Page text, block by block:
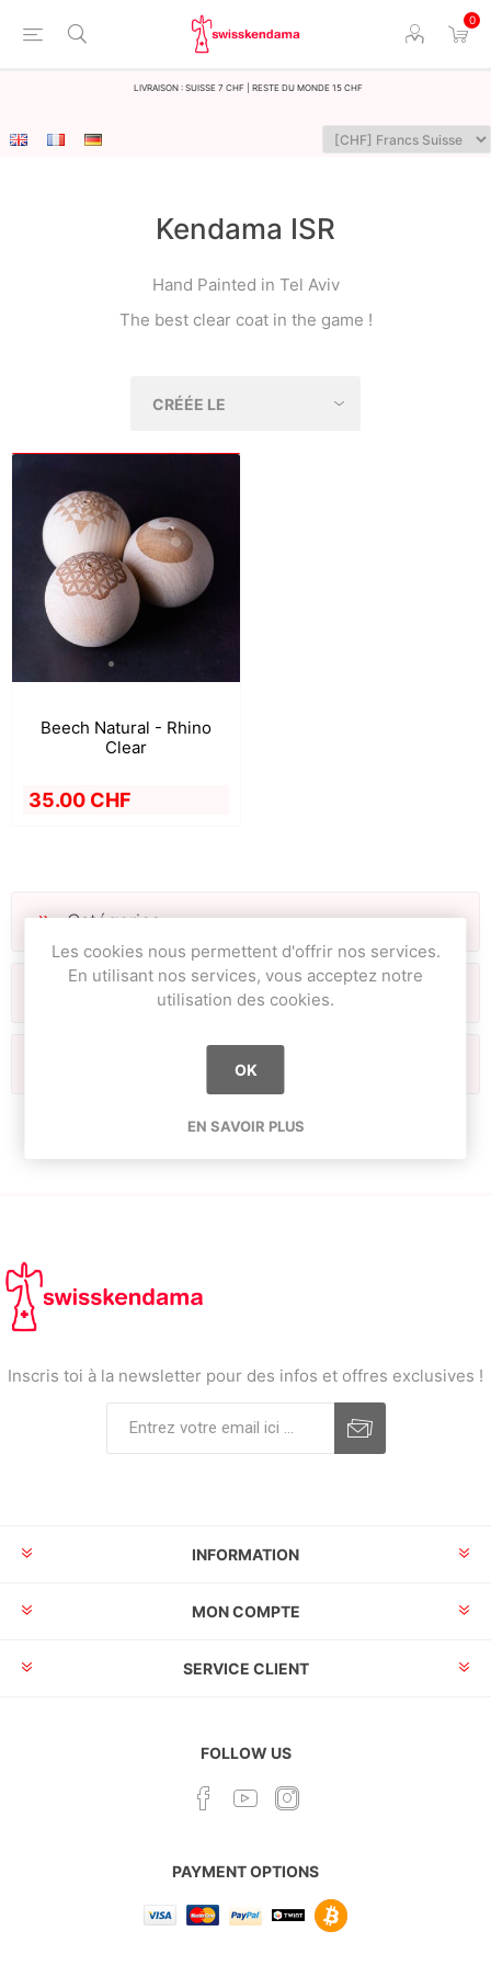
0
LIvraison : Suisse 7 CHF | Reste du monde 15 CHF
Kendama ISR
Hand Painted in Tel Aviv
The best clear coat in the game !
Beech Natural - Rhino
Clear
35.00 CHF
Catégories
Inscris toi à la newsletter pour des infos et offres exclusives !
INFORMATION
MON COMPTE
SERVICE CLIENT
FOLLOW US
PAYMENT OPTIONS
Les cookies nous permettent d'offrir nos services.
En utilisant nos services, vous acceptez notre
utilisation des cookies.
OK
EN SAVOIR PLUS